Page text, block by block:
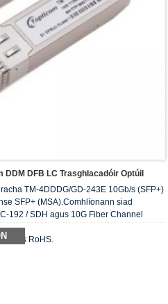
DDM DFB LC Trasghlacadóir Optúil
TM-4DDDG/GD-243E 10Gb/s (SFP+)
SFP+ (MSA).Comhlíonann siad
192 / SDH agus 10G Fiber Channel
RoHS.